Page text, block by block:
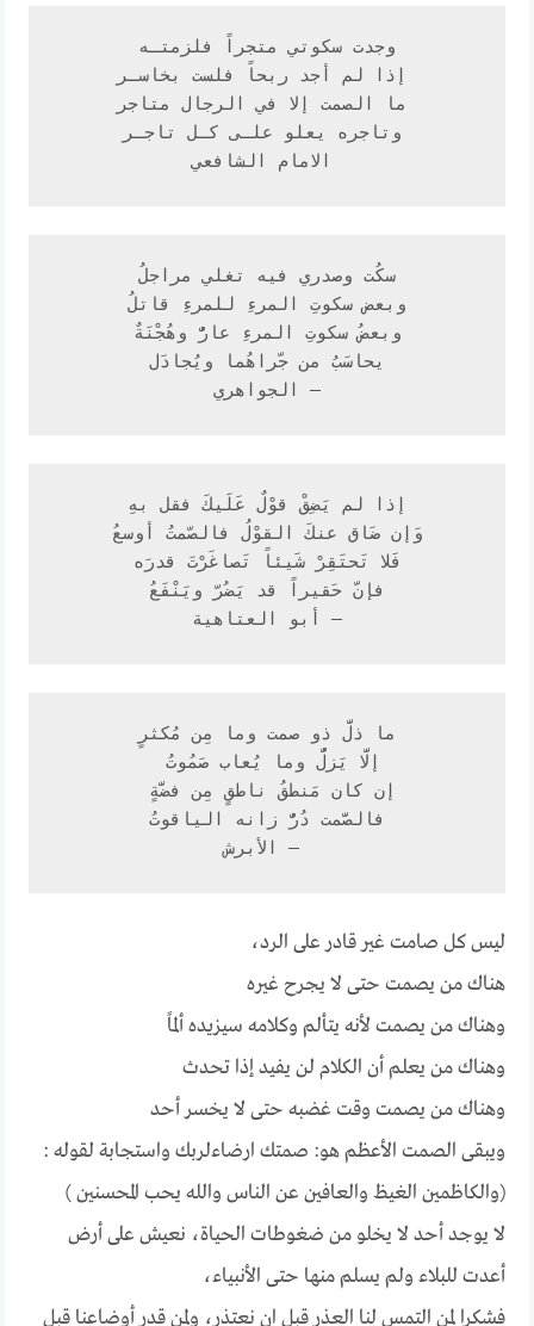
وجدت سكوتي متجراً فلزمتـه
سكُت وصدري فيه تغلي مراجلُ
وبعض سكوتِ المرءِ للمرءِ قاتلُ
وبعضُ سكوتِ المرءِ عارٌّ وهُجْنَةٌ
يحاسَبُ من جّراهُما ويُجادَل
— الجواهري
إذا لم يَضِقْ قوْلٌ عَلَيكَ فقل بهِ
وَإن ضَاق عنكَ القوْلُ فالصّمتُ أوسعُ
فَلا تَحتَقِرْ شَيئاً تَصاغَرْتَ قدرَه
فإنّ حَقيراً قد يَضُرّ ويَنْفَعُ
ما ذلَّ ذو صمت وما مِن مُكثرٍ
إلَّا يَزلُّ وما يُعاب صَمُوتُ
إن كان مَنطقُ ناطقٍ مِن فضَّةٍ
فالصَّمت دُرٌّ زانه الياقوتُ
ليس كل صامت غير قادر على الرد،
هناك من يصمت حتى لا يجرح غيره
وهناك من يصمت لأنه يتألم وكلامه سيزيده ألماً
وهناك من يعلم أن الكلام لن يفيد إذا تحدث
وهناك من يصمت وقت غضبه حتى لا يخسر أحد
ويبقى الصمت الأعظم هو: صمتك ارضاءلربك واستجابة لقوله :
(والكاظمين الغيظ والعافين عن الناس والله يحب المحسنين )
لا يوجد أحد لا يخلو من ضغوطات الحياة، نعيش على أرض
أعدت للبلاء ولم يسلم منها حتى الأنبياء،
فشكرا لمن التمس لنا العذر قبل ان نعتذر، ولمن قدر أوضاعنا قبل